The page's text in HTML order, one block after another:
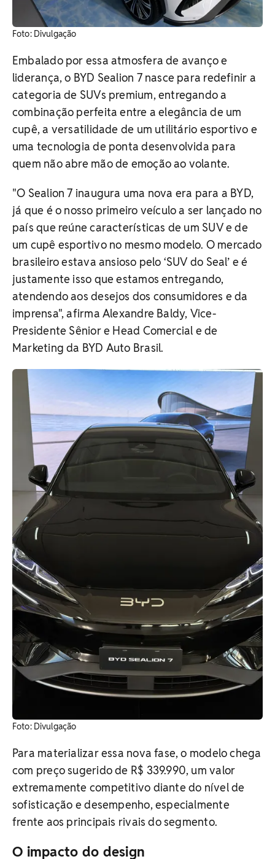
Foto: Divulgação
Embalado por essa atmosfera de avanço e
liderança, o BYD Sealion 7 nasce para redefinir a
categoria de SUVs premium, entregando a
combinação perfeita entre a elegância de um
cupê, a versatilidade de um utilitário esportivo e
uma tecnologia de ponta desenvolvida para
quem não abre mão de emoção ao volante.
"O Sealion 7 inaugura uma nova era para a BYD,
já que é o nosso primeiro veículo a ser lançado no
país que reúne características de um SUV e de
um cupê esportivo no mesmo modelo. O mercado
brasileiro estava ansioso pelo ‘SUV do Seal’ e é
justamente isso que estamos entregando,
atendendo aos desejos dos consumidores e da
imprensa", afirma Alexandre Baldy, Vice-
Presidente Sênior e Head Comercial e de
Marketing da BYD Auto Brasil.
Foto: Divulgação
Para materializar essa nova fase, o modelo chega
com preço sugerido de R$ 339.990, um valor
extremamente competitivo diante do nível de
sofisticação e desempenho, especialmente
frente aos principais rivais do segmento.
O impacto do design